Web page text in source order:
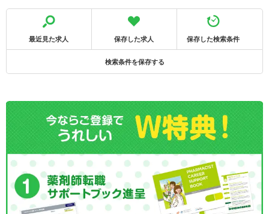
最近見た求人 保存した求人 保存した検索条件
検索条件を保存する